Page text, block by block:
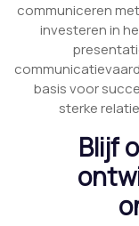
communiceren
investeren in
basis voor
sterke
Blijf